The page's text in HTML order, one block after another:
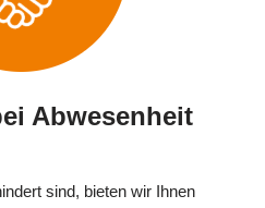
Abwesenheit
sind, bieten wir Ihnen